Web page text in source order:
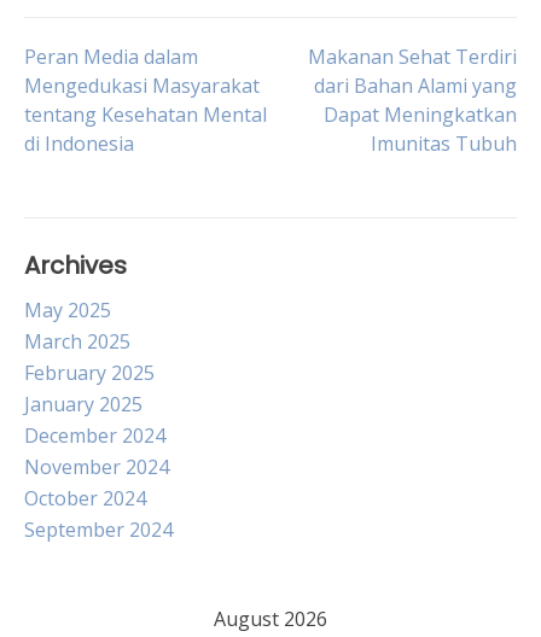
Post
navigation
Peran Media dalam
Mengedukasi Masyarakat
tentang Kesehatan Mental
di Indonesia
Makanan Sehat Terdiri
dari Bahan Alami yang
Dapat Meningkatkan
Imunitas Tubuh
Archives
May 2025
March 2025
February 2025
January 2025
December 2024
November 2024
October 2024
September 2024
August 2026